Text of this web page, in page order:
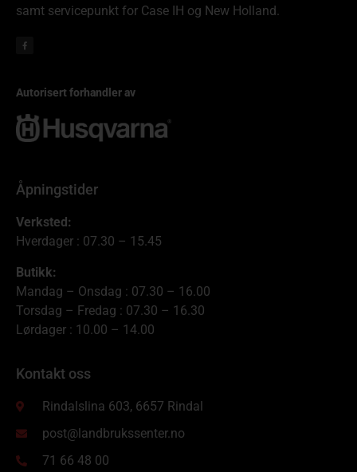
samt servicepunkt for Case IH og New Holland.
Autorisert forhandler av
Åpningstider
Verksted:
Hverdager : 07.30 – 15.45
Butikk:
Mandag – Onsdag : 07.30 – 16.00
Torsdag – Fredag : 07.30 – 16.30
Lørdager : 10.00 – 14.00
Kontakt oss
Rindalslina 603, 6657 Rindal
post@landbrukssenter.no
71 66 48 00